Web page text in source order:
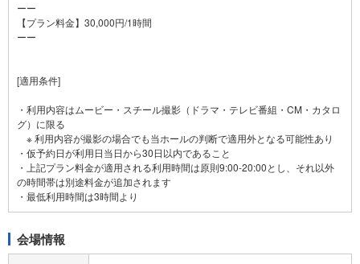
ーー
【プラン料金】30,000円/1時間
ーー
[適用条件]
・利用内容はムービー・スチール撮影（ドラマ・テレビ番組・CM・カタロ
グ）に限る
※ 利用内容が撮影の場合でも当ホールの判断で適用外となる可能性あり
・仮予約日が利用日当日から30日以内であること
・上記プラン料金が適用される利用時間は原則9:00-20:00とし、それ以外
の時間帯は別途料金が追加されます
会場情報